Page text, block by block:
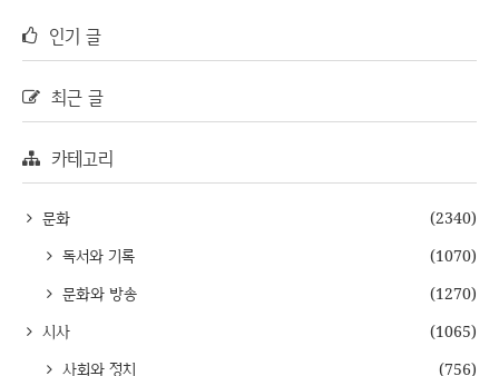
인기 글
최근 글
카테고리
문화
(2340)
독서와 기록
(1070)
문화와 방송
(1270)
시사
(1065)
사회와 정치
(756)